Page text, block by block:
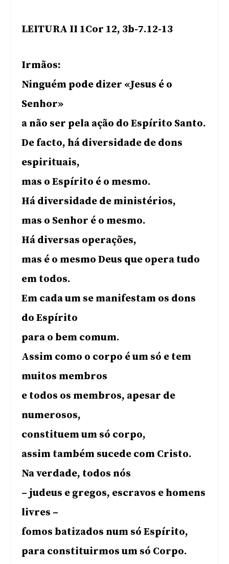
LEITURA II 1Cor 12, 3b-7.12-13
Irmãos:
Ninguém pode dizer «Jesus é o
Senhor»
a não ser pela ação do Espírito Santo.
De facto, há diversidade de dons
espirituais,
mas o Espírito é o mesmo.
Há diversidade de ministérios,
mas o Senhor é o mesmo.
Há diversas operações,
mas é o mesmo Deus que opera tudo
em todos.
Em cada um se manifestam os dons
do Espírito
para o bem comum.
Assim como o corpo é um só e tem
muitos membros
e todos os membros, apesar de
numerosos,
constituem um só corpo,
assim também sucede com Cristo.
Na verdade, todos nós
– judeus e gregos, escravos e homens
livres –
fomos batizados num só Espírito,
para constituirmos um só Corpo.